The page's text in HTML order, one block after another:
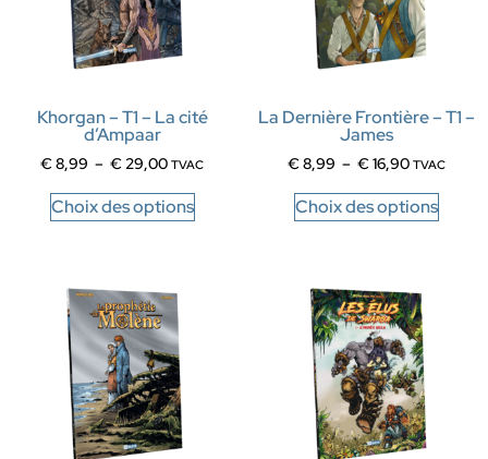
Khorgan – T1 – La cité
d’Ampaar
€8,99 – € 29,00 TVAC
Choix des options
La Dernière Frontière – T1 –
James
€8,99 – €16,90 TVAC
Choix des options